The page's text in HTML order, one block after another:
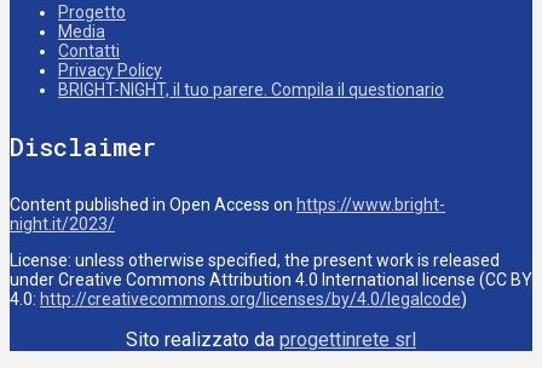
Progetto
Media
Contatti
Privacy Policy
BRIGHT-NIGHT, il tuo parere. Compila il questionario
Disclaimer
Content published in Open Access on https://www.bright-
night.it/2023/
License: unless otherwise specified, the present work is released
under Creative Commons Attribution 4.0 International license (CC BY
4.0: http://creativecommons.org/licenses/by/4.0/legalcode)
Sito realizzato da progettinrete srl